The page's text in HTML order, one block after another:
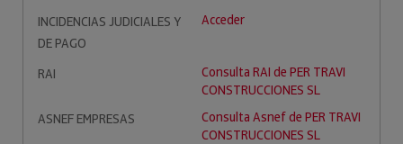
INCIDENCIAS JUDICIALES Y
DE PAGO
Acceder
RAI
Consulta RAI de PER TRAVI
CONSTRUCCIONES SL
ASNEF EMPRESAS
Consulta Asnef de PER TRAVI
CONSTRUCCIONES SL